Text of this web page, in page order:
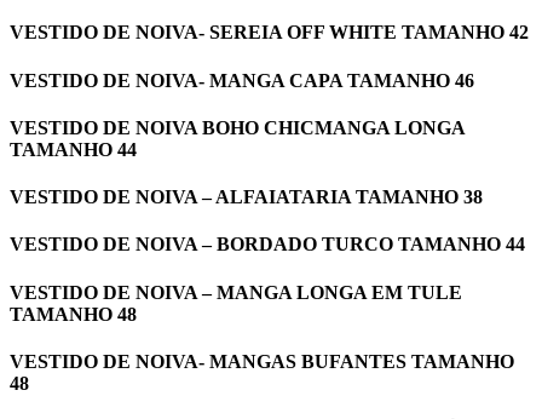
VESTIDO DE NOIVA- SEREIA OFF WHITE TAMANHO 42
VESTIDO DE NOIVA- MANGA CAPA TAMANHO 46
VESTIDO DE NOIVA BOHO CHICMANGA LONGA
TAMANHO 44
VESTIDO DE NOIVA – ALFAIATARIA TAMANHO 38
VESTIDO DE NOIVA – BORDADO TURCO TAMANHO 44
VESTIDO DE NOIVA – MANGA LONGA EM TULE
TAMANHO 48
VESTIDO DE NOIVA- MANGAS BUFANTES TAMANHO
48